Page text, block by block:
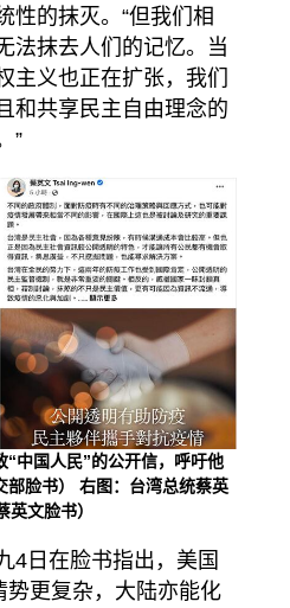
性的抹灭。“但我们相
法抹去人们的记忆。当
主义也正在扩张，我们
和共享民主自由理念的
”
中国人民”的公开信，呼吁他
部脸书） 右图：台湾总统蔡英
文脸书）
4日在脸书指出，美国
势更复杂，大陆亦能化